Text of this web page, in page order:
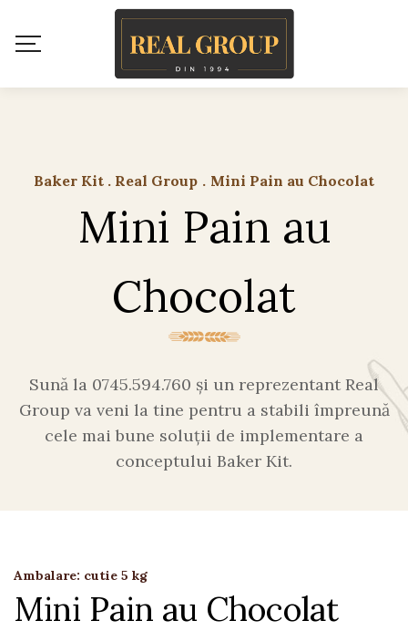
Baker Kit . Real Group . Mini Pain au Chocolat
Mini Pain au
Chocolat
Sună la 0745.594.760 și un reprezentant Real
Group va veni la tine pentru a stabili împreună
cele mai bune soluții de implementare a
conceptului Baker Kit.
Ambalare: cutie 5 kg
Mini Pain au Chocolat